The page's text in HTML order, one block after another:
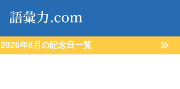
2026年8月の記念日一覧